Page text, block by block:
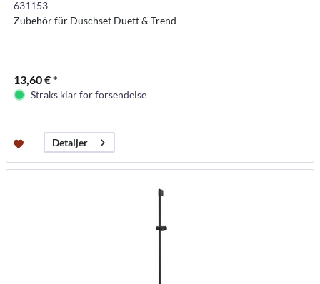
631153
Zubehör für Duschset Duett & Trend
13,60 € *
Straks klar for forsendelse
Detaljer